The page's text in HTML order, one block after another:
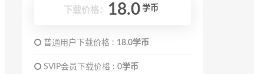
下载价格： 18.0 学币
普通用户下载价格 : 18.0学币
SVIP会员下载价格 : 0学币